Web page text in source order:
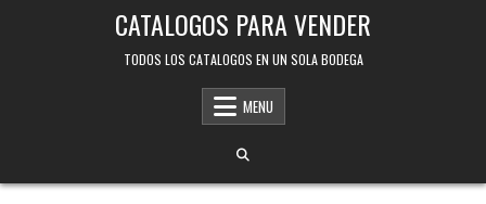
CATALOGOS PARA VENDER
TODOS LOS CATALOGOS EN UN SOLA BODEGA
MENU